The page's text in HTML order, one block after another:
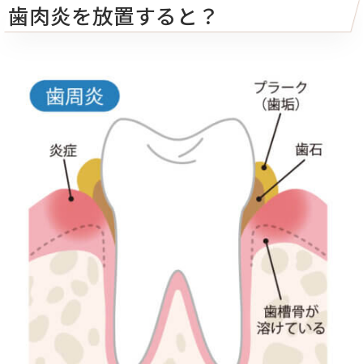
歯肉炎を放置すると？